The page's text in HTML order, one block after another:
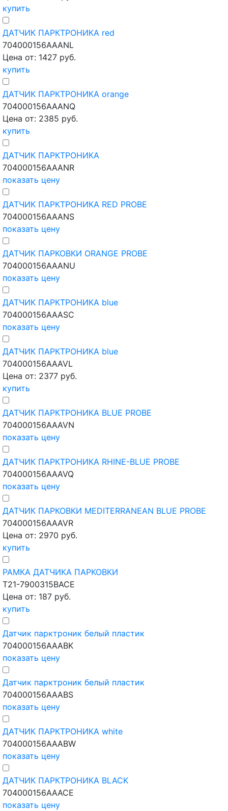
купить
ДАТЧИК ПАРКТРОНИКА red
704000156AAANL
Цена от: 1427 руб.
купить
ДАТЧИК ПАРКТРОНИКА orange
704000156AAANQ
Цена от: 2385 руб.
купить
ДАТЧИК ПАРКТРОНИКА
704000156AAANR
показать цену
ДАТЧИК ПАРКТРОНИКА RED PROBE
704000156AAANS
показать цену
ДАТЧИК ПАРКОВКИ ORANGE PROBE
704000156AAANU
показать цену
ДАТЧИК ПАРКТРОНИКА blue
704000156AAASC
показать цену
ДАТЧИК ПАРКТРОНИКА blue
704000156AAAVL
Цена от: 2377 руб.
купить
ДАТЧИК ПАРКТРОНИКА BLUE PROBE
704000156AAAVN
показать цену
ДАТЧИК ПАРКТРОНИКА RHINE-BLUE PROBE
704000156AAAVQ
показать цену
ДАТЧИК ПАРКОВКИ MEDITERRANEAN BLUE PROBE
704000156AAAVR
Цена от: 2970 руб.
купить
РАМКА ДАТЧИКА ПАРКОВКИ
T21-7900315BACE
Цена от: 187 руб.
купить
Датчик парктроник белый пластик
704000156AAABK
показать цену
Датчик парктроник белый пластик
704000156AAABS
показать цену
ДАТЧИК ПАРКТРОНИКА white
704000156AAABW
показать цену
ДАТЧИК ПАРКТРОНИКА BLACK
704000156AAACE
показать цену